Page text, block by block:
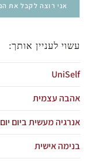
עשוי לעניין אותך:
UniSelf
אהבה עצמית
אנרגיה מעשית ביום יום
בנימה אישית